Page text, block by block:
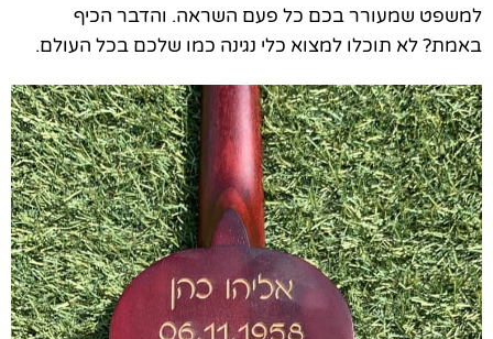
למשפט שמעורר בכם כל פעם השראה. והדבר הכיף
באמת? לא תוכלו למצוא כלי נגינה כמו שלכם בכל העולם.